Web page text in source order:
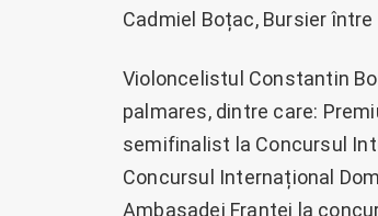
Cadmiel Boțac, Bursier
Violoncelistul Constantin
palmares, dintre care:
semifinalist la Concursul
Concursul Internațional
Ambasadei Franței la